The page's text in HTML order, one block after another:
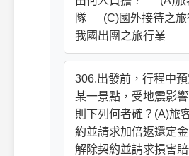
隊 (C)國外接待之
我國出團之旅行業
306.出發前，行程中
某一景點，受地震影響
則下列何者確？(A)旅
約並請求加倍返還定
解除契約並請求損害